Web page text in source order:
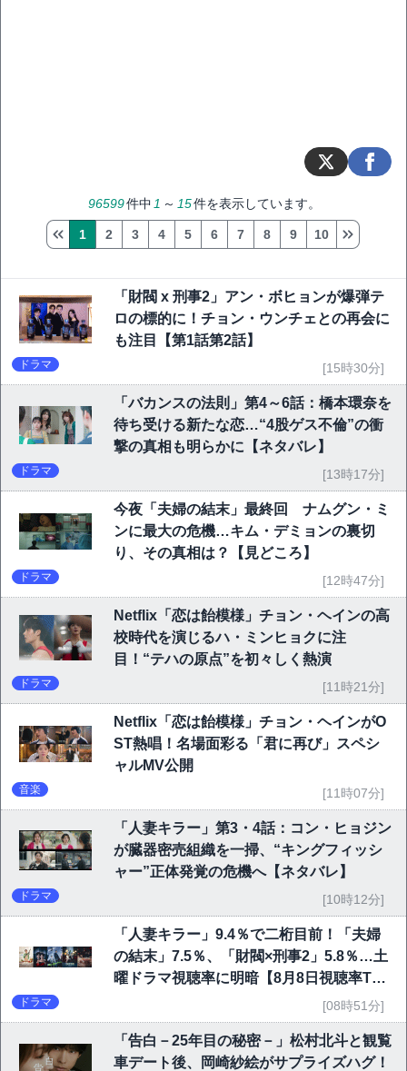
96599件中 1 ～ 15件を表示しています。
1 2 3 4 5 6 7 8 9 10
「財閥 x 刑事2」アン・ボヒョンが爆弾テ
ロの標的に！チョン・ウンチェとの再会に
も注目【第1話第2話】
ドラマ [15時30分]
「バカンスの法則」第4～6話：橋本環奈を
待ち受ける新たな恋…“4股ゲス不倫”の衝
撃の真相も明らかに【ネタバレ】
ドラマ [13時17分]
今夜「夫婦の結末」最終回 ナムグン・ミ
ンに最大の危機…キム・デミョンの裏切
り、その真相は？【見どころ】
ドラマ [12時47分]
Netflix「恋は飴模様」チョン・ヘインの高
校時代を演じるハ・ミンヒョクに注
目！“テハの原点”を初々しく熱演
ドラマ [11時21分]
Netflix「恋は飴模様」チョン・ヘインがO
ST熱唱！名場面彩る「君に再び」スペシ
ャルMV公開
音楽 [11時07分]
「人妻キラー」第3・4話：コン・ヒョジン
が臓器密売組織を一掃、“キングフィッシ
ャー”正体発覚の危機へ【ネタバレ】
ドラマ [10時12分]
「人妻キラー」9.4％で二桁目前！「夫婦
の結末」7.5％、「財閥×刑事2」5.8％…土
曜ドラマ視聴率に明暗【8月8日視聴率TO
ドラマ [08時51分]
「告白－25年目の秘密－」松村北斗と観覧
車デート後、岡崎紗絵がサプライズハグ！